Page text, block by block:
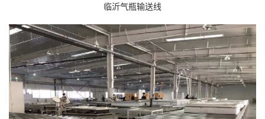
临沂气瓶输送线